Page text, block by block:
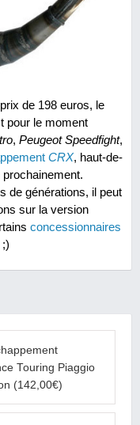
de 198 euros, le
pour le moment
, Peugeot Speedfight,
CRX, haut-de-
de générations, il peut
sur la version
concessionnaires
Touring Piaggio
(142,00€)